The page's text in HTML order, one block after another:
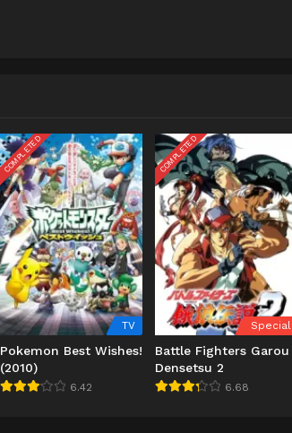
COMPLETED
TV
Pokemon Best Wishes!
(2010)
6.42
COMPLETED
Special
Battle Fighters Garou
Densetsu 2
6.68